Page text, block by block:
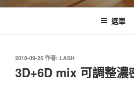
選單
發
於
2018-09-25 作者: LASH
3D+6D mix 可調整濃